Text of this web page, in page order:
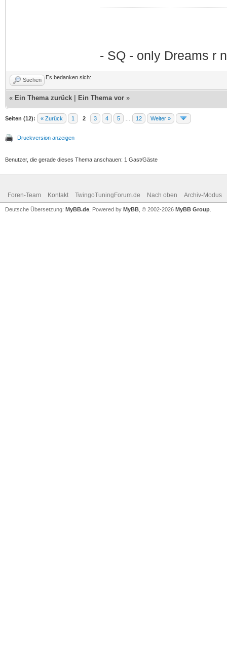
- SQ - only Dreams r
Suchen Es bedanken sich:
« Ein Thema zurück Ein Thema vor »
Seiten (12): « Zurück 1 2 3 4 5 12 Weiter »
Druckversion anzeigen
Benutzer, die gerade dieses Thema anschauen: 1 Gast/Gäste
Foren-Team Kontakt TwingoTuningForum.de Nach oben Archiv-Modus
Deutsche Übersetzung: MyBB.de , Powered by MyBB , © 2002-2026 MyBB Group